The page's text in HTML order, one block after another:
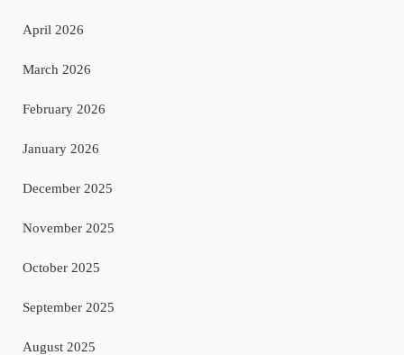
April 2026
March 2026
February 2026
January 2026
December 2025
November 2025
October 2025
September 2025
August 2025